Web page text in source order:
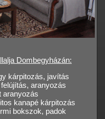
Dombegyházán:
kárpitozás, javítás
aranyozás
aranyozás
kanapé kárpitozás
bokszok, padok